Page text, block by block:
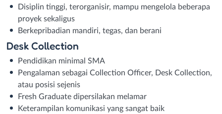
Disiplin tinggi, terorganisir, mampu mengelola beberapa
proyek sekaligus
Berkepribadian mandiri, tegas, dan berani
Desk Collection
Pendidikan minimal SMA
Pengalaman sebagai Collection Officer, Desk Collection,
atau posisi sejenis
Fresh Graduate dipersilakan melamar
Keterampilan komunikasi yang sangat baik